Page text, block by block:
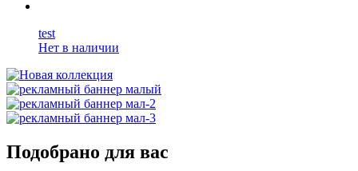
test
Нет в наличии
Подобрано для вас